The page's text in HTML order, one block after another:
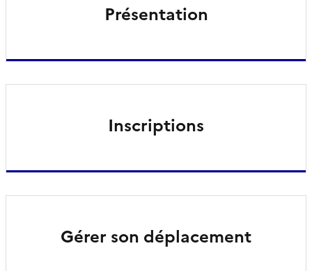
Présentation
Inscriptions
Gérer son déplacement